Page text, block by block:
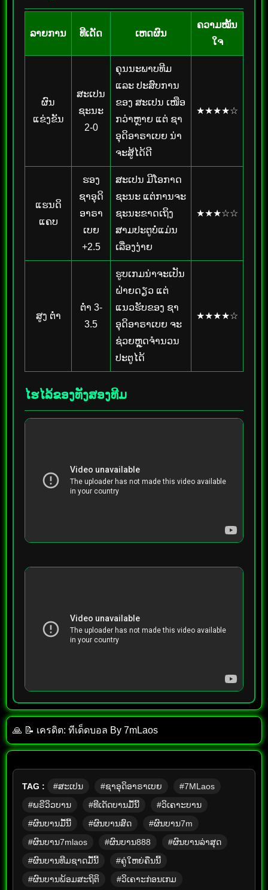
ລາຍການ ທີເດັດ ເຫດຜົນ
ຄວາມໝັ້ນ
ໃຈ
ຜົນ
ແຂ່ງຂັນ
ສະເປນ
ຊະນະ
2-0
ຄຸນນະພາບທີມ
ແລະ ປະສົບການ
ຂອງ ສະເປນ ເໜືອ
ກວ່າຫຼາຍ ແຕ່ ຊາ
ອຸດິອາຣາເບຍ ນ່າ
ຈະສູ້ໄດ້ດີ
★★★★☆
ແຮນດິ
ແຄບ
ຮອງ
ຊາອຸດິ
ອາຣາ
ເບຍ
+2.5
ສະເປນ ມີໂອກາດ
ຊະນະ ແຕ່ການຈະ
ຊະນະຂາດເຖິງ
ສາມປະຕູບໍ່ແມ່ນ
ເລື່ອງງ່າຍ
★★★☆☆
ສູງ ຕ່ຳ
ຕ່ຳ 3-
3.5
ຮູບເກມນ່າຈະເປັນ
ຝ່າຍດຽວ ແຕ່
ແນວຮັບຂອງ ຊາ
ອຸດິອາຣາເບຍ ຈະ
ຊ່ວຍຫຼຸດຈຳນວນ
ປະຕູໄດ້
★★★★☆
ໄຮໄລ້ຂອງທັງສອງທີມ
🙏 📝 เครดิต: ทีเด็ด​บอล​ By​ 7mLaos
TAG : #ສະເປນ #ຊາອຸດິອາຣາເບຍ
#7MLaos
#ພຣີວິວບານ
#ທີເດັດບານມື້ນີ້
#ວິເຄາະບານ
#ຜົນບານມື້ນີ້
#ຜົນບານສົດ
#ຜົນບານ7m
#ຜົນບານ7mlaos
#ຜົນບານ888
#ຜົນບານລ່າສຸດ
#ຜົນບານທີມຊາດມື້ນີ້
#ຄູ່ໃຫຍ່ຄືນນີ້
#ຜົນບານພ້ອມສະຖິຕິ
#ວິເຄາະກ່ອນເກມ